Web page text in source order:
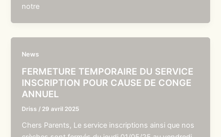
notre
News
FERMETURE TEMPORAIRE DU SERVICE
INSCRIPTION POUR CAUSE DE CONGE
ANNUEL
Driss / 29 avril 2025
Chers Parents, Le service inscriptions ainsi que nos